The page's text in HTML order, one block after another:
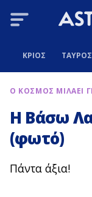
ΚΡΙΟΣ ΤΑΥΡΟΣ
Ο ΚΟΣΜΟΣ ΜΙΛΑΕΙ
Η Βάσω
(φωτό)
Πάντα άξια!